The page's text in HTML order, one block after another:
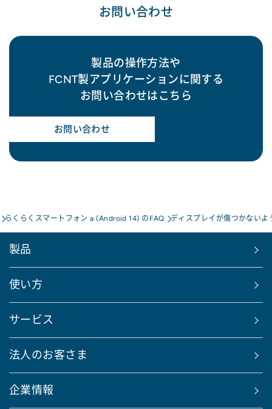
お問い合わせ
製品の操作方法や
FCNT製アプリケーションに関する
お問い合わせはこちら
お問い合わせ
らくらくスマートフォン a (Android 14) のFAQ ディスプレイが傷つかない
製品
使い方
サービス
法人のお客さま
企業情報